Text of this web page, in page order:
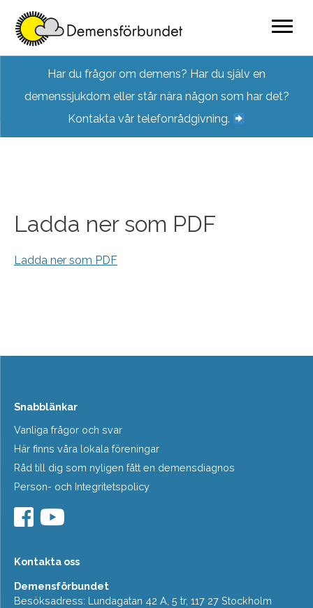
content
Har du frågor om demens? Har du själv en
demenssjukdom eller står nära någon som har det?
Kontakta vår telefonrådgivning.
Ladda ner som PDF
Ladda ner som PDF
Snabblänkar
Vanliga frågor och svar
Här finns våra lokala föreningar
Råd till dig som nyligen fått en demensdiagnos
Person- och Integritetspolicy
Kontakta oss
Demensförbundet
Besöksadress: Lundagatan 42 A, 5 tr, 117 27 Stockholm